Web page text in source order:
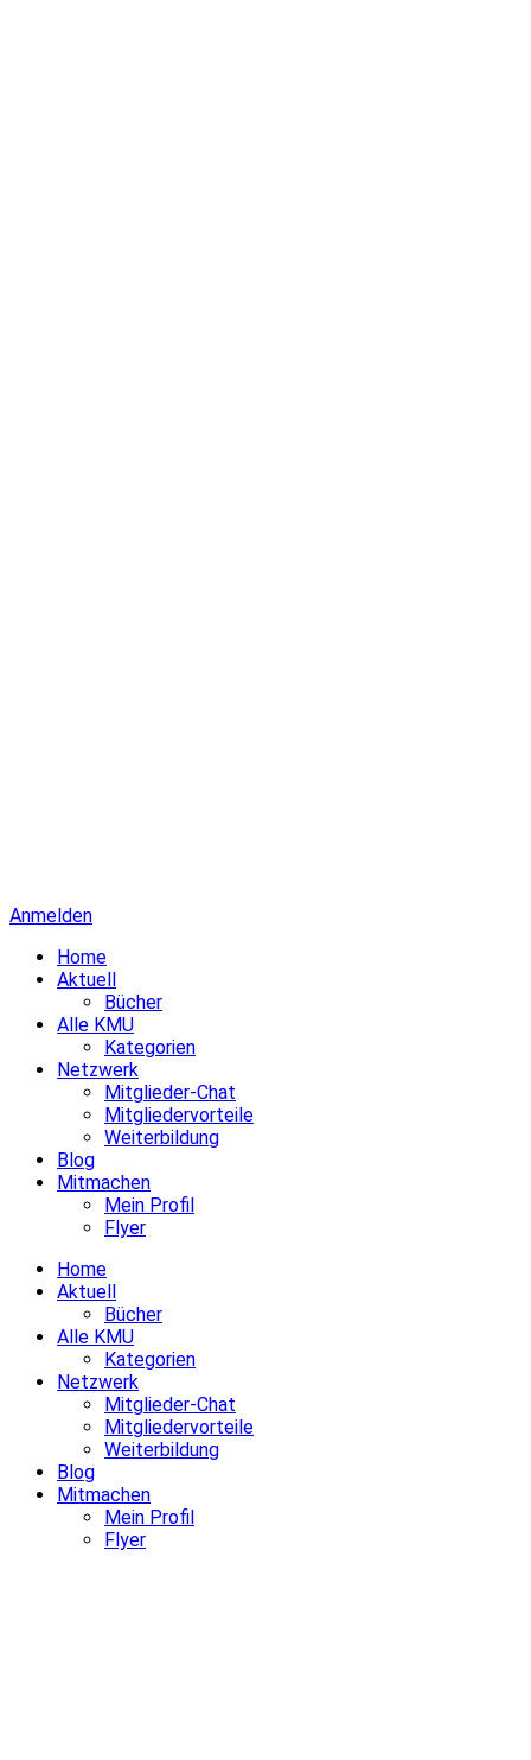
Anmelden
Home
Aktuell
Bücher
Alle KMU
Kategorien
Netzwerk
Mitglieder-Chat
Mitgliedervorteile
Weiterbildung
Blog
Mitmachen
Mein Profil
Flyer
Home
Aktuell
Bücher
Alle KMU
Kategorien
Netzwerk
Mitglieder-Chat
Mitgliedervorteile
Weiterbildung
Blog
Mitmachen
Mein Profil
Flyer